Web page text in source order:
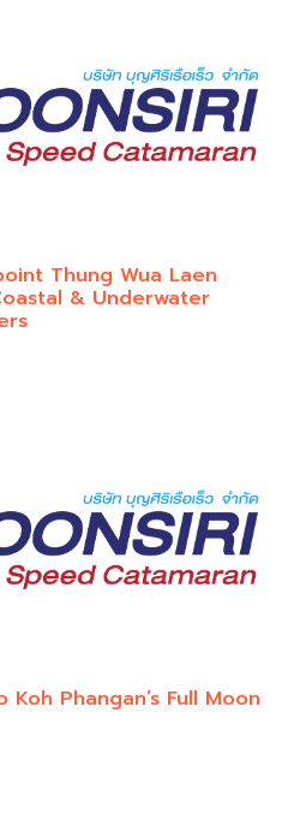
Thung Wua Laen
& Underwater
Phangan’s Full Moon